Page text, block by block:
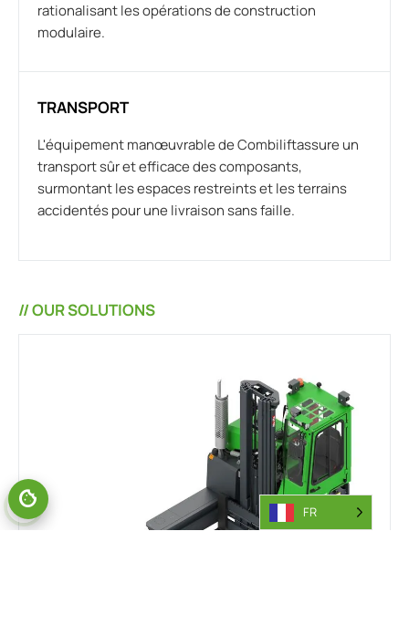
rationalisant les opérations de construction
modulaire.
TRANSPORT
L'équipement manœuvrable de Combiliftassure un
transport sûr et efficace des composants,
surmontant les espaces restreints et les terrains
accidentés pour une livraison sans faille.
// OUR SOLUTIONS
FR